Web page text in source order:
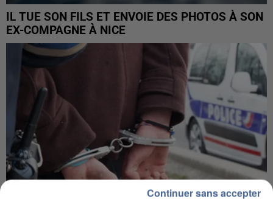
IL TUE SON FILS ET ENVOIE DES PHOTOS À SON
EX-COMPAGNE À NICE
Continuer sans accepter